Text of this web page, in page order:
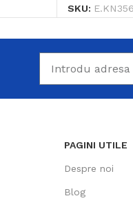
SKU: E.KN356
PAGINI UTILE
Despre noi
Blog